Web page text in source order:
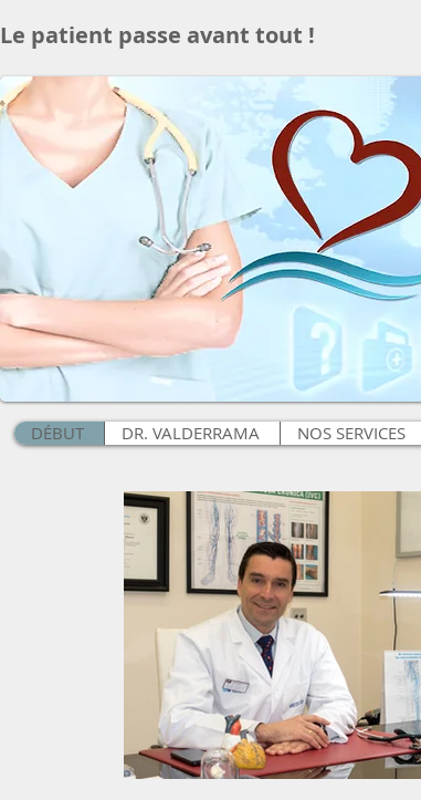
Le patient passe avant tout !
DÉBUT DR. VALDERRAMA NOS SERVICES